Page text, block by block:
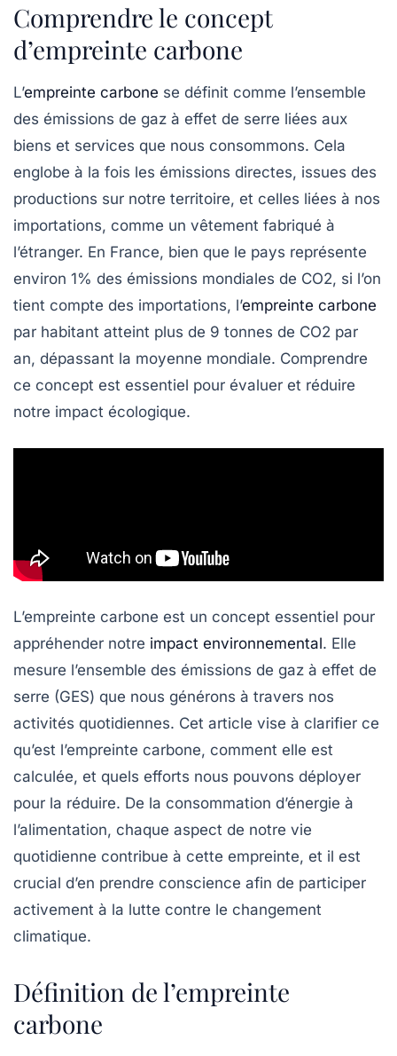
Comprendre le concept
d’empreinte carbone
L’empreinte carbone se définit comme l’ensemble
des émissions de gaz à effet de serre liées aux
biens et services que nous consommons. Cela
englobe à la fois les émissions directes, issues des
productions sur notre territoire, et celles liées à nos
importations, comme un vêtement fabriqué à
l’étranger. En France, bien que le pays représente
environ 1% des émissions mondiales de CO2, si l’on
tient compte des importations, l’empreinte carbone
par habitant atteint plus de 9 tonnes de CO2 par
an, dépassant la moyenne mondiale. Comprendre
ce concept est essentiel pour évaluer et réduire
notre impact écologique.
L’empreinte carbone est un concept essentiel pour
appréhender notre impact environnemental. Elle
mesure l’ensemble des émissions de gaz à effet de
serre (GES) que nous générons à travers nos
activités quotidiennes. Cet article vise à clarifier ce
qu’est l’empreinte carbone, comment elle est
calculée, et quels efforts nous pouvons déployer
pour la réduire. De la consommation d’énergie à
l’alimentation, chaque aspect de notre vie
quotidienne contribue à cette empreinte, et il est
crucial d’en prendre conscience afin de participer
activement à la lutte contre le changement
climatique.
Définition de l’empreinte
carbone